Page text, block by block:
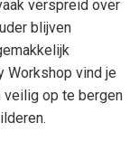
verspreid over
blijven
Workshop vind je
op te bergen